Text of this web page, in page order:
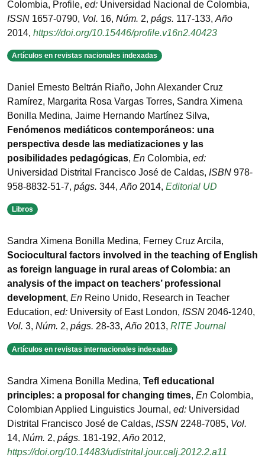
Colombia, Profile, ed: Universidad Nacional de Colombia,
ISSN 1657-0790, Vol. 16, Núm. 2, págs. 117-133, Año
2014, https://doi.org/10.15446/profile.v16n2.40423
Artículos en revistas nacionales indexadas
Daniel Ernesto Beltrán Riaño, John Alexander Cruz
Ramírez, Margarita Rosa Vargas Torres, Sandra Ximena
Bonilla Medina, Jaime Hernando Martínez Silva,
Fenómenos mediáticos contemporáneos: una
perspectiva desde las mediatizaciones y las
posibilidades pedagógicas, En Colombia, ed:
Universidad Distrital Francisco José de Caldas, ISBN 978-
958-8832-51-7, págs. 344, Año 2014, Editorial UD
Libros
Sandra Ximena Bonilla Medina, Ferney Cruz Arcila,
Sociocultural factors involved in the teaching of English
as foreign language in rural areas of Colombia: an
analysis of the impact on teachers’ professional
development, En Reino Unido, Research in Teacher
Education, ed: University of East London, ISSN 2046-1240,
Vol. 3, Núm. 2, págs. 28-33, Año 2013, RITE Journal
Artículos en revistas internacionales indexadas
Sandra Ximena Bonilla Medina, Tefl educational
principles: a proposal for changing times, En Colombia,
Colombian Applied Linguistics Journal , ed: Universidad
Distrital Francisco José de Caldas, ISSN 2248-7085, Vol.
14, Núm. 2, págs. 181-192, Año 2012,
https://doi.org/10.14483/udistrital.jour.calj.2012.2.a11